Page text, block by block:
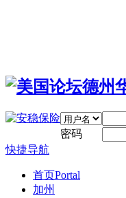
密码
快捷导航
首页Portal
加州